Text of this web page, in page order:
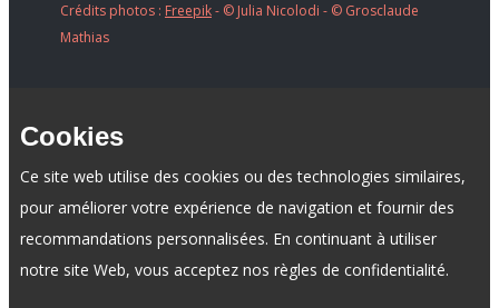
Crédits photos : Freepik- ​© Julia Nicolodi - © Grosclaude
Mathias
Cookies
Ce site web utilise des cookies ou des technologies similaires,
pour améliorer votre expérience de navigation et fournir des
recommandations personnalisées. En continuant à utiliser
notre site Web, vous acceptez nos règles de confidentialité.